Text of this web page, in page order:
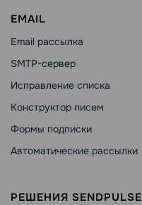
EMAIL
Email рассылка
SMTP-сервер
Исправление списка
Конструктор писем
Формы подписки
Автоматические рассылки
РЕШЕНИЯ SENDPULSE